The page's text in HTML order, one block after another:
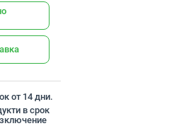
от 14 дни.
в срок